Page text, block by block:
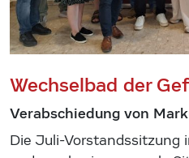
Wechselbad der
Verabschiedung von
Die Juli-Vorstandssitzung